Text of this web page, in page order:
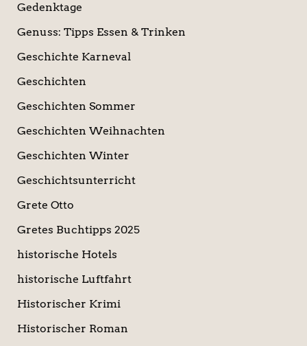
Gedenktage
Genuss: Tipps Essen & Trinken
Geschichte Karneval
Geschichten
Geschichten Sommer
Geschichten Weihnachten
Geschichten Winter
Geschichtsunterricht
Grete Otto
Gretes Buchtipps 2025
historische Hotels
historische Luftfahrt
Historischer Krimi
Historischer Roman